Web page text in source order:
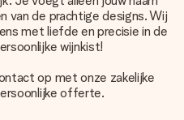
van de prachtige designs. Wij
met liefde en precisie in de
wijnkist!
op met onze zakelijke
offerte.